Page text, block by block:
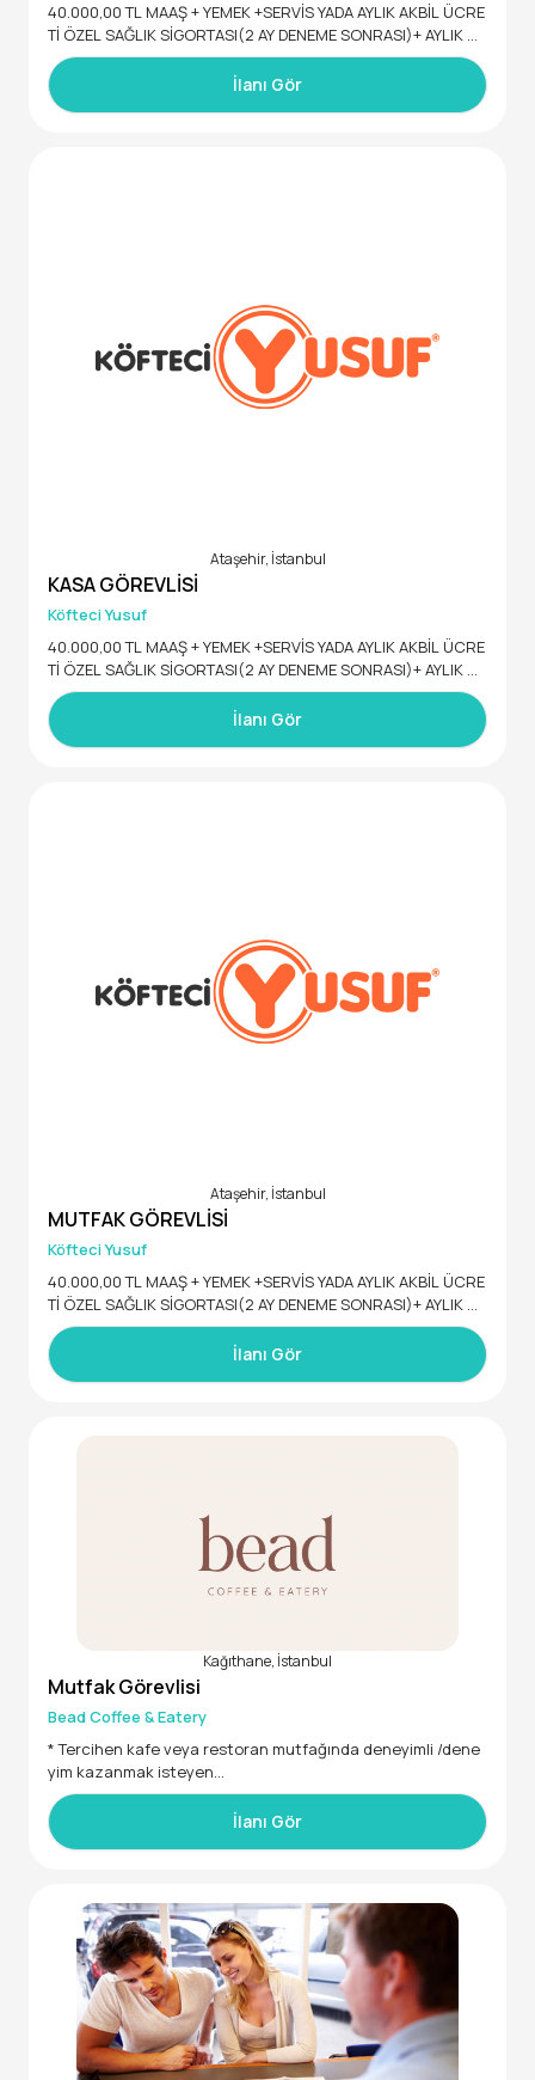
40.000,00 TL MAAŞ + YEMEK +SERVİS YADA AYLIK AKBİL ÜCRE
Tİ ÖZEL SAĞLIK SİGORTASI(2 AY DENEME SONRASI)+ AYLIK GI
DA YARDIMI+DOĞUM GÜNLERİNDE 2.500,00 TL HEDİYE ÇEKİ+
6.800,00 tl BAYRAM PRİMİ+ +PERFORMANSA BAĞLI ZAM
İlanı Gör
Ataşehir, İstanbul
KASA GÖREVLİSİ
Köfteci Yusuf
40.000,00 TL MAAŞ + YEMEK +SERVİS YADA AYLIK AKBİL ÜCRE
Tİ ÖZEL SAĞLIK SİGORTASI(2 AY DENEME SONRASI)+ AYLIK GI
DA YARDIMI+DOĞUM GÜNLERİNDE 2.500,00 TL HEDİYE ÇEKİ+
6.800,00 tl BAYRAM PRİMİ+ +PERFORMANSA BAĞLI ZAM
İlanı Gör
Ataşehir, İstanbul
MUTFAK GÖREVLİSİ
Köfteci Yusuf
40.000,00 TL MAAŞ + YEMEK +SERVİS YADA AYLIK AKBİL ÜCRE
Tİ ÖZEL SAĞLIK SİGORTASI(2 AY DENEME SONRASI)+ AYLIK GI
DA YARDIMI+DOĞUM GÜNLERİNDE 2.500,00 TL HEDİYE ÇEKİ+
6.800,00 tl BAYRAM PRİMİ+ +PERFORMANSA BAĞLI ZAM
İlanı Gör
Kağıthane, İstanbul
Mutfak Görevlisi
Bead Coffee & Eatery
* Tercihen kafe veya restoran mutfağında deneyimli /dene
yim kazanmak isteyen
* Hijyen kurallarına özen gösteren
* Takım çalışmasına yatkın
* Yoğun çalışma temposuna uyum sağlayabilecek
Görevler:
* Kahvaltı/ yemek siparişlerinin hazırlığı
* Mutfak düzeni ve temizliğinin sağlanması
* Günlük hazırlıkların yapılması
* Siparişlerin hızlı ve düzenli hazırlanması
İlanı Gör